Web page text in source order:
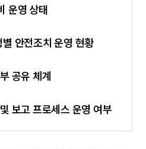
운영 상태
안전조치 운영 현황
공유 체계
보고 프로세스 운영 여부